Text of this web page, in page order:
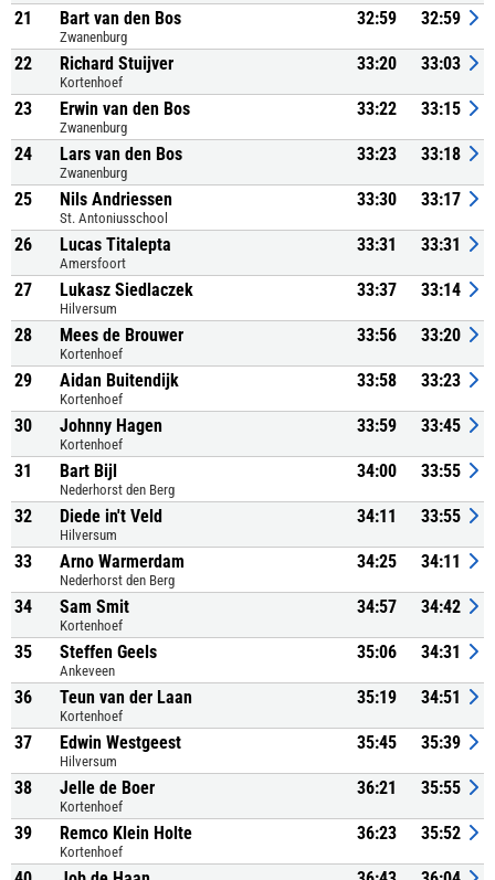
21 Bart van den Bos
Zwanenburg
32:59 32:59
22 Richard Stuijver
Kortenhoef
33:20 33:03
23 Erwin van den Bos
Zwanenburg
33:22 33:15
24 Lars van den Bos
Zwanenburg
33:23 33:18
25 Nils Andriessen
St. Antoniusschool
33:30 33:17
26 Lucas Titalepta
Amersfoort
33:31 33:31
27 Lukasz Siedlaczek
Hilversum
33:37 33:14
28 Mees de Brouwer
Kortenhoef
33:56 33:20
29 Aidan Buitendijk
Kortenhoef
33:58 33:23
30 Johnny Hagen
Kortenhoef
33:59 33:45
31 Bart Bijl
Nederhorst den Berg
34:00 33:55
32 Diede in't Veld
Hilversum
34:11 33:55
33 Arno Warmerdam
Nederhorst den Berg
34:25 34:11
34 Sam Smit
Kortenhoef
34:57 34:42
35 Steffen Geels
Ankeveen
35:06 34:31
36 Teun van der Laan
Kortenhoef
35:19 34:51
37 Edwin Westgeest
Hilversum
35:45 35:39
38 Jelle de Boer
Kortenhoef
36:21 35:55
39 Remco Klein Holte
Kortenhoef
36:23 35:52